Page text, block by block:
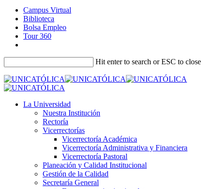
Campus Virtual
Biblioteca
Bolsa Empleo
Tour 360
Hit enter to search or ESC to close
La Universidad
Nuestra Institución
Rectoría
Vicerrectorías
Vicerrectoría Académica
Vicerrectoría Administrativa y Financiera
Vicerrectoría Pastoral
Planeación y Calidad Institucional
Gestión de la Calidad
Secretaría General